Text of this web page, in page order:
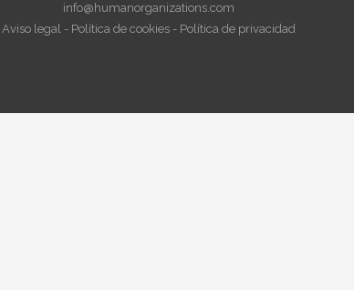
info@humanorganizations.com
Aviso legal - Política de cookies - Política de privacidad